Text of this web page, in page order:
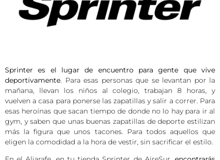
Sprinter es el lugar de encuentro para gente que vive
deportivamente. Para esas personas que se levantan por la
mañana, llevan los niños al colegio, trabajan 8 horas, y
vuelven a casa para ponerse las zapatillas y salir a correr. Para
esas heroínas que sacan tiempo de donde no lo hay para ir al
gym, y saben que unas buenas zapatillas de deporte estilizan
más la figura que unos tacones. Para todos aquellos que
eligen la comodidad a la hora de vestir, sin sacrificar el estilo.